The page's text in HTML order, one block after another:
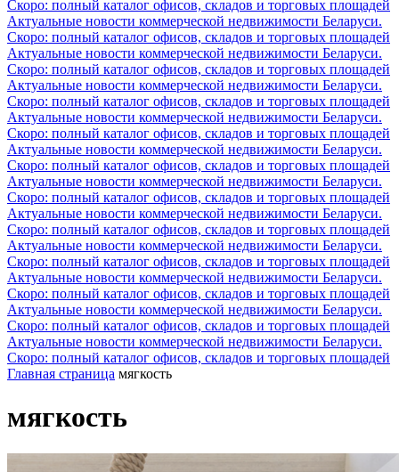
Скоро: полный каталог офисов, складов и торговых площадей
Актуальные новости коммерческой недвижимости Беларуси.
Скоро: полный каталог офисов, складов и торговых площадей
Актуальные новости коммерческой недвижимости Беларуси.
Скоро: полный каталог офисов, складов и торговых площадей
Актуальные новости коммерческой недвижимости Беларуси.
Скоро: полный каталог офисов, складов и торговых площадей
Актуальные новости коммерческой недвижимости Беларуси.
Скоро: полный каталог офисов, складов и торговых площадей
Актуальные новости коммерческой недвижимости Беларуси.
Скоро: полный каталог офисов, складов и торговых площадей
Актуальные новости коммерческой недвижимости Беларуси.
Скоро: полный каталог офисов, складов и торговых площадей
Актуальные новости коммерческой недвижимости Беларуси.
Скоро: полный каталог офисов, складов и торговых площадей
Актуальные новости коммерческой недвижимости Беларуси.
Скоро: полный каталог офисов, складов и торговых площадей
Актуальные новости коммерческой недвижимости Беларуси.
Скоро: полный каталог офисов, складов и торговых площадей
Актуальные новости коммерческой недвижимости Беларуси.
Скоро: полный каталог офисов, складов и торговых площадей
Актуальные новости коммерческой недвижимости Беларуси.
Скоро: полный каталог офисов, складов и торговых площадей
Главная страница мягкость
мягкость